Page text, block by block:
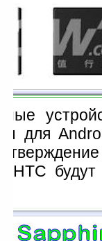
для
HTC будут